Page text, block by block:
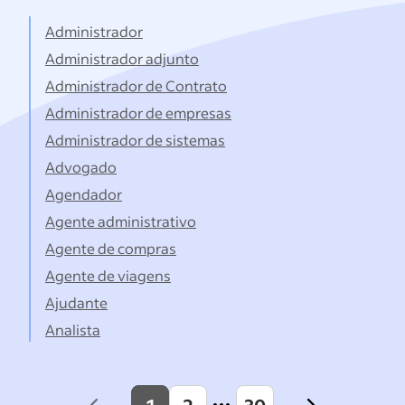
Administrador
Administrador adjunto
Administrador de Contrato
Administrador de empresas
Administrador de sistemas
Advogado
Agendador
Agente administrativo
Agente de compras
Agente de viagens
Ajudante
Analista